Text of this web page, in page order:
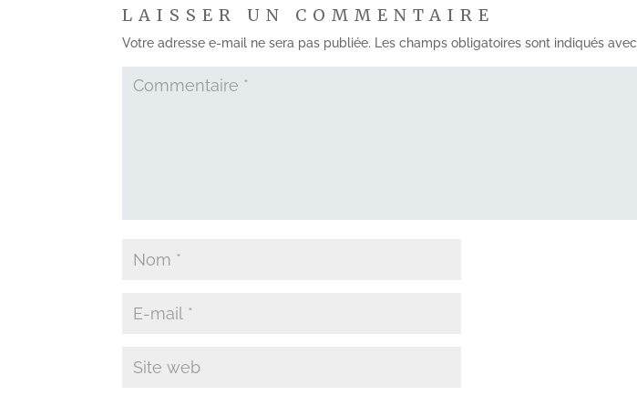
LAISSER UN COMMENTAIRE
Votre adresse e-mail ne sera pas publiée. Les champs obligatoires sont indiqués avec